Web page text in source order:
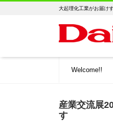
大起理化工業がお届け
Welcome!!
産業交流展
す